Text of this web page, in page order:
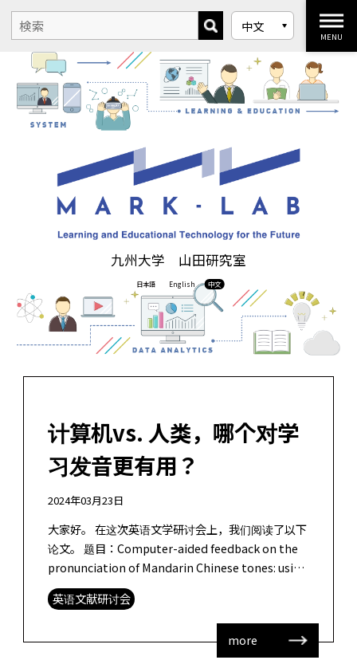
九州大学 山田研究室
日本語 English 中文
MENU
计算机vs. 人类，哪个对学
习发音更有用？
2024年03月23日
大家好。 在这次英语文学研讨会上，我们阅读了以下
论文。 题目：Computer-aided feedback on the
pronunciation of Mandarin Chinese tones: using
P […]
英语文献研讨会
more